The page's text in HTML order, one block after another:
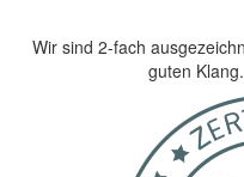
Wir sind 2-fach
guten